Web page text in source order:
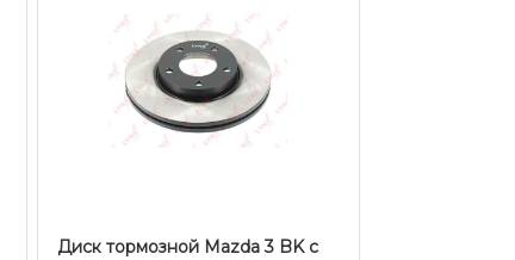
Диск тормозной Mazda 3 BK с